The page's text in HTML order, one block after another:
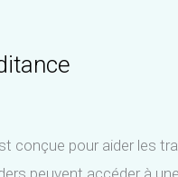
conçue pour aider les